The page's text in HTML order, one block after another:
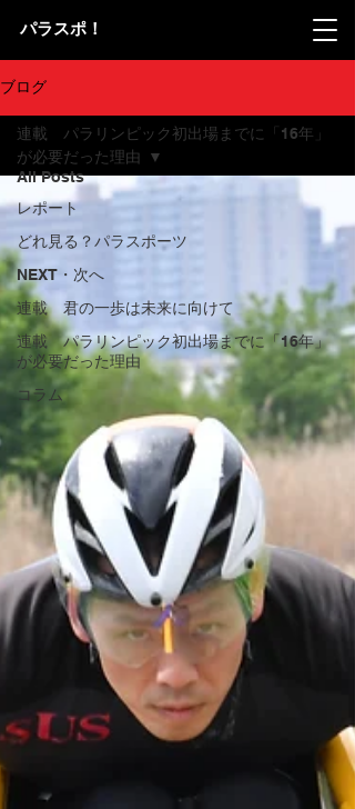
パラスポ！
ブログ
All Posts
レポート
どれ見る？パラスポーツ
NEXT・次へ
連載 君の一歩は未来に向けて
連載 パラリンピック初出場までに「16年」
が必要だった理由
コラム
連載 パラリンピック初出場までに「16年」
が必要だった理由